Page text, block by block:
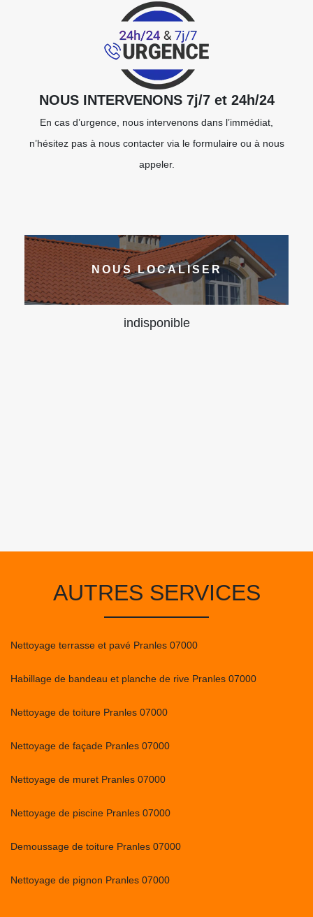
NOUS INTERVENONS 7j/7 et 24h/24
En cas d’urgence, nous intervenons dans l’immédiat,
n’hésitez pas à nous contacter via le formulaire ou à nous
appeler.
NOUS LOCALISER
indisponible
AUTRES SERVICES
Nettoyage terrasse et pavé Pranles 07000
Habillage de bandeau et planche de rive Pranles 07000
Nettoyage de toiture Pranles 07000
Nettoyage de façade Pranles 07000
Nettoyage de muret Pranles 07000
Nettoyage de piscine Pranles 07000
Demoussage de toiture Pranles 07000
Nettoyage de pignon Pranles 07000